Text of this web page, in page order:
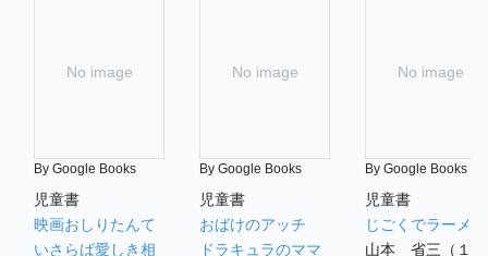
No image
By Google Books
児童書
映画おしりたんて
いさらば愛しき相
No image
By Google Books
児童書
おばけのアッチ
ドラキュラのママ
No image
By Google Books
児童書
じごくでラーメン
山本 省三（１９